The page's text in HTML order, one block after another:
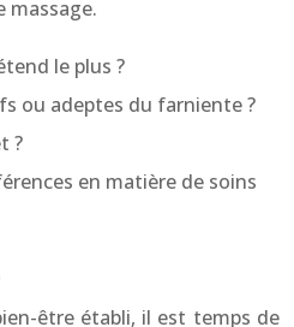
massage.
le plus ?
ou adeptes du farniente ?
?
en matière de soins
être établi, il est temps de